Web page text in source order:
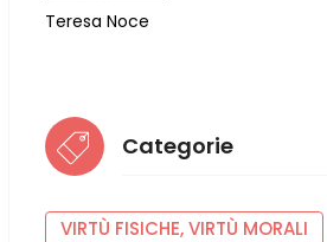
Teresa Noce
Categorie
VIRTÙ FISICHE, VIRTÙ MORALI